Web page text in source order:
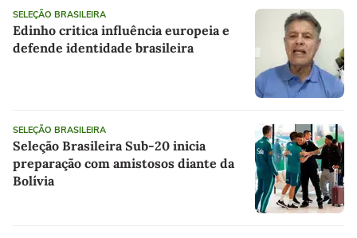
SELEÇÃO BRASILEIRA
Edinho critica influência europeia e
defende identidade brasileira
SELEÇÃO BRASILEIRA
Seleção Brasileira Sub-20 inicia
preparação com amistosos diante da
Bolívia